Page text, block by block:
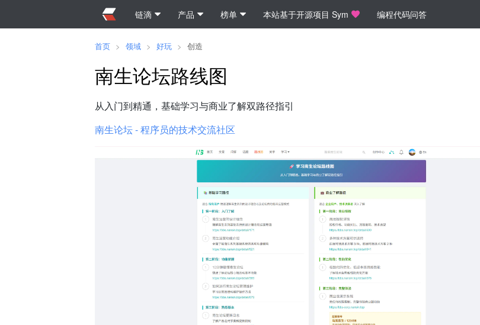
链滴 产品 榜单 本站基于开源项目 Sym 编程代码问答
首页 > 领域 > 好玩 > 创造
南生论坛路线图
从入门到精通，基础学习与商业了解双路径指引
南生论坛 - 程序员的技术交流社区